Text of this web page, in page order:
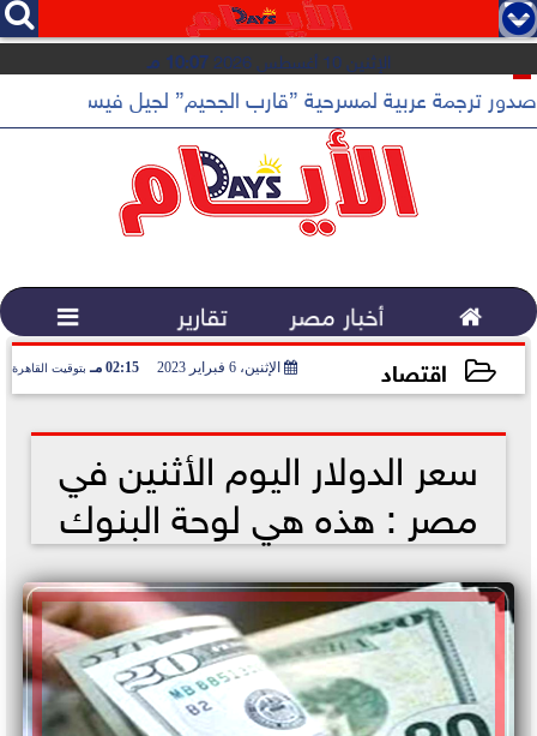
   
الإثنين 10 أغسطس 2026 10:07 مـ
القهوة المختصة...
صدور ترجمة عربية لمسرحية ”قارب الجحيم” لجيل فيسنت عن دار
 أخبار مصر تقارير 
اقتصاد الإثنين، 6 فبراير 2023 02:15 مـ بتوقيت القاهرة
سعر الدولار اليوم الأثنين في
مصر : هذه هي لوحة البنوك